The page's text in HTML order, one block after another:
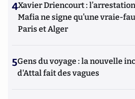
4Xavier Driencourt :
Mafia ne signe qu’une vraie-
Paris et Alger
5Gens du voyage : la nouvelle
d'Attal fait des vagues